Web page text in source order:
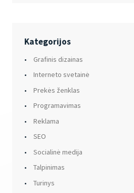
Kategorijos
Grafinis dizainas
Interneto svetainė
Prekės ženklas
Programavimas
Reklama
SEO
Socialinė medija
Talpinimas
Turinys